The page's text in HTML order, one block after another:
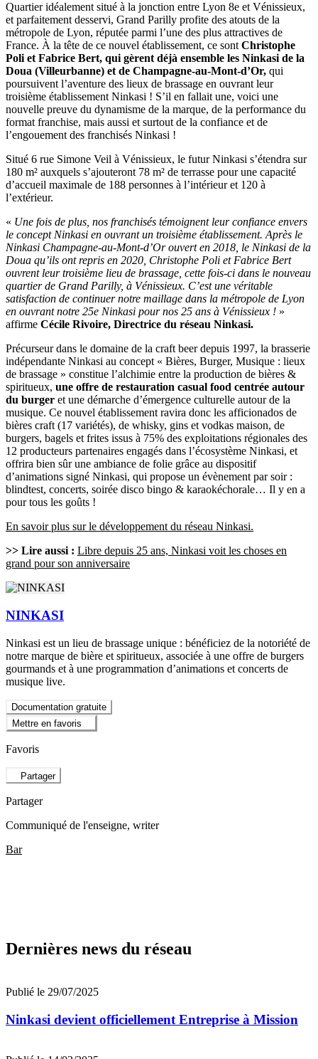
Quartier idéalement situé à la jonction entre Lyon 8e et Vénissieux,
et parfaitement desservi, Grand Parilly profite des atouts de la
métropole de Lyon, réputée parmi l’une des plus attractives de
France. À la tête de ce nouvel établissement, ce sontChristophe
Poli et Fabrice Bert, qui gèrent déjà ensemble les Ninkasi de la
Doua (Villeurbanne) et de Champagne-au-Mont-d’Or, qui
poursuivent l’aventure des lieux de brassage en ouvrant leur
troisième établissement Ninkasi ! S’il en fallait une, voici une
nouvelle preuve du dynamisme de la marque, de la performance du
format franchise, mais aussi et surtout de la confiance et de
l’engouement des franchisés Ninkasi !
Situé 6 rue Simone Veil à Vénissieux, le futur Ninkasi s’étendra sur
180 m² auxquels s’ajouteront 78 m² de terrasse pour une capacité
d’accueil maximale de 188 personnes à l’intérieur et 120 à
l’extérieur.
« Une fois de plus, nos franchisés témoignent leur confiance envers
le concept Ninkasi en ouvrant un troisième établissement. Après le
Ninkasi Champagne-au-Mont-d’Or ouvert en 2018, le Ninkasi de la
Doua qu’ils ont repris en 2020, Christophe Poli et Fabrice Bert
ouvrent leur troisième lieu de brassage, cette fois-ci dans le nouveau
quartier de Grand Parilly, à Vénissieux. C’est une véritable
satisfaction de continuer notre maillage dans la métropole de Lyon
en ouvrant notre 25e Ninkasi pour nos 25 ans à Vénissieux ! »
affirme Cécile Rivoire, Directrice du réseau Ninkasi.
Précurseur dans le domaine de la craft beer depuis 1997, la brasserie
indépendante Ninkasi au concept « Bières, Burger, Musique : lieux
de brassage » constitue l’alchimie entre la production de bières &
spiritueux, une offre de restauration casual food centrée autour
du burger et une démarche d’émergence culturelle autour de la
musique. Ce nouvel établissement ravira donc les afficionados de
bières craft (17 variétés), de whisky, gins et vodkas maison, de
burgers, bagels et frites issus à 75% des exploitations régionales des
12 producteurs partenaires engagés dans l’écosystème Ninkasi, et
offrira bien sûr une ambiance de folie grâce au dispositif
d’animations signé Ninkasi, qui propose un évènement par soir :
blindtest, concerts, soirée disco bingo & karaokéchorale… Il y en a
pour tous les goûts !
En savoir plus sur le développement du réseau Ninkasi.
>> Lire aussi : Libre depuis 25 ans, Ninkasi voit les choses en
grand pour son anniversaire
NINKASI
Ninkasi est un lieu de brassage unique : bénéficiez de la notoriété de
notre marque de bière et spiritueux, associée à une offre de burgers
gourmands et à une programmation d’animations et concerts de
musique live.
Documentation gratuite
Mettre en favoris
Favoris
Partager
Partager
Communiqué de l'enseigne, writer
Bar
Dernières news du réseau
Publié le 29/07/2025
Ninkasi devient officiellement Entreprise à Mission